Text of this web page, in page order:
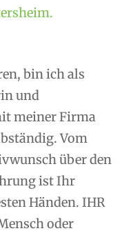
bin ich als
und
meiner Firma
Vom
über den
ist Ihr
Händen. IHR
oder